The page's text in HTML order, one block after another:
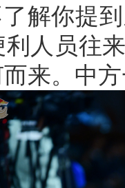
解你提
人员往
来。中